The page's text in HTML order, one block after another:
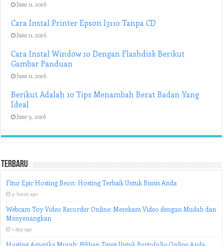
June 11, 2026
Cara Instal Printer Epson l3110 Tanpa CD
June 11, 2026
Cara Instal Window 10 Dengan Flashdisk Berikut
Gambar Panduan
June 11, 2026
Berikut Adalah 10 Tips Menambah Berat Badan Yang
Ideal
June 9, 2026
Terbaru
Fitur Epic Hosting Beon: Hosting Terbaik Untuk Bisnis Anda
9 hours ago
Webcam Toy Video Recorder Online: Merekam Video dengan Mudah dan
Menyenangkan
1 day ago
Hosting Amerika Murah: Pilihan Tepat Untuk Portofolio Online Anda